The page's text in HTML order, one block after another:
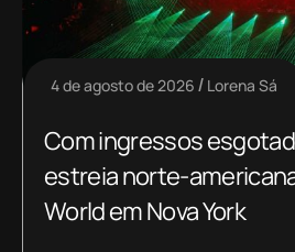
4 de agosto de 2026 Lorena Sá
Com ingressos
estreia norte-
World em Nova York